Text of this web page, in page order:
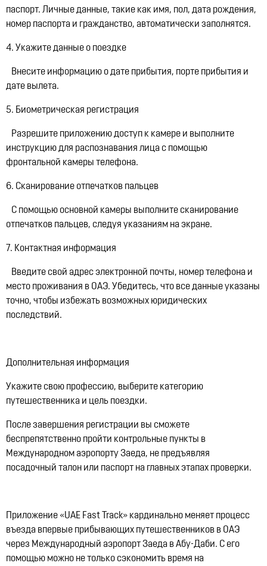
паспорт. Личные данные, такие как имя, пол, дата рождения,
номер паспорта и гражданство, автоматически заполнятся.
4. Укажите данные о поездке
Внесите информацию о дате прибытия, порте прибытия и
дате вылета.
5. Биометрическая регистрация
Разрешите приложению доступ к камере и выполните
инструкцию для распознавания лица с помощью
фронтальной камеры телефона.
6. Сканирование отпечатков пальцев
С помощью основной камеры выполните сканирование
отпечатков пальцев, следуя указаниям на экране.
7. Контактная информация
Введите свой адрес электронной почты, номер телефона и
место проживания в ОАЭ. Убедитесь, что все данные указаны
точно, чтобы избежать возможных юридических
последствий.
Дополнительная информация
Укажите свою профессию, выберите категорию
путешественника и цель поездки.
После завершения регистрации вы сможете
беспрепятственно пройти контрольные пункты в
Международном аэропорту Заеда, не предъявляя
посадочный талон или паспорт на главных этапах проверки.
Приложение «UAE Fast Track» кардинально меняет процесс
въезда впервые прибывающих путешественников в ОАЭ
через Международный аэропорт Заеда в Абу-Даби. С его
помощью можно не только сэкономить время на